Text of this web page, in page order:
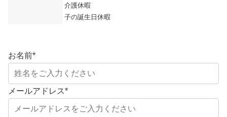
介護休暇
子の誕生日休暇
お名前*
メールアドレス*